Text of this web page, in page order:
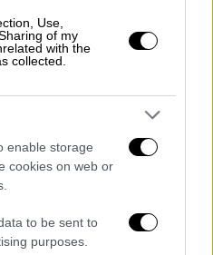
Use,
of my
with the
collected.
enable storage
cookies on web or
to be sent to
purposes.
Γιατί η κλιματική
να περιμένουμε και
προβλέψιμες και
δήλωσε
αλλαγή